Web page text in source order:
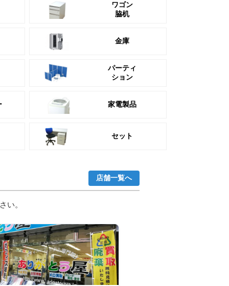
ワゴン
脇机
金庫
パーティ
ション
家電製品
セット
店舗一覧へ
い。